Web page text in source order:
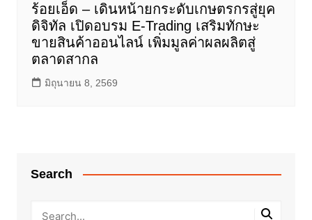
ร้อยเอ็ด – เดินหน้ายกระดับเกษตรกรสู่ยุค
ดิจิทัล เปิดอบรม E-Trading เสริมทักษะ
ขายสินค้าออนไลน์ เพิ่มมูลค่าผลผลิตสู่
ตลาดสากล
มิถุนายน 8, 2569
Search